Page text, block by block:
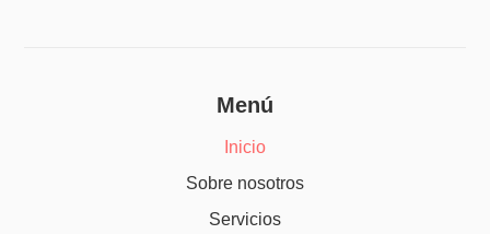
Menú
Inicio
Sobre nosotros
Servicios